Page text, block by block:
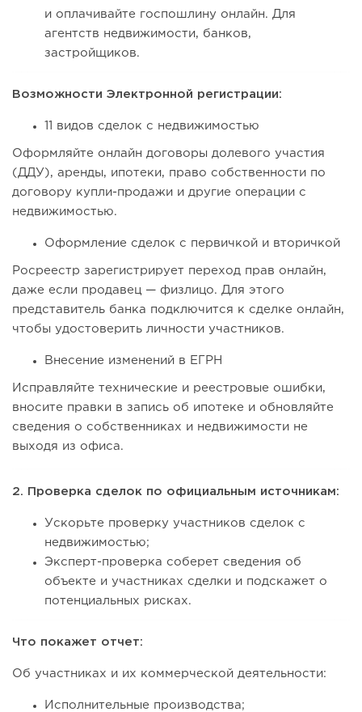
и оплачивайте госпошлину онлайн. Для
агентств недвижимости, банков,
застройщиков.
Возможности Электронной регистрации:
11 видов сделок с недвижимостью
Оформляйте онлайн договоры долевого участия
(ДДУ), аренды, ипотеки, право собственности по
договору купли-продажи и другие операции с
недвижимостью.
Оформление сделок с первичкой и вторичкой
Росреестр зарегистрирует переход прав онлайн,
даже если продавец — физлицо. Для этого
представитель банка подключится к сделке онлайн,
чтобы удостоверить личности участников.
Внесение изменений в ЕГРН
Исправляйте технические и реестровые ошибки,
вносите правки в запись об ипотеке и обновляйте
сведения о собственниках и недвижимости не
выходя из офиса.
2. Проверка сделок по официальным источникам:
Ускорьте проверку участников сделок с
недвижимостью;
Эксперт-проверка соберет сведения об
объекте и участниках сделки и подскажет о
потенциальных рисках.
Что покажет отчет:
Об участниках и их коммерческой деятельности:
Исполнительные производства;